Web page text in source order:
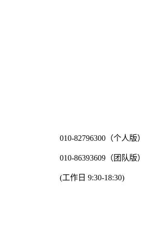
010-82796300（个人版）
010-86393609（团队版）
(工作日 9:30-18:30)